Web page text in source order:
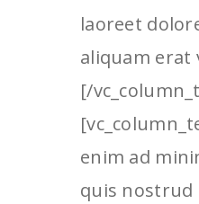
laoreet
aliquam erat
[/
enim ad
quis nostrud